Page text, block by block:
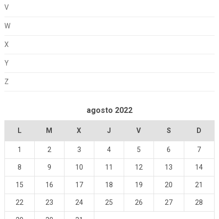
V
W
X
Y
Z
agosto 2022
L M X J V S D
1 2 3 4 5 6 7
8 9 10 11 12 13 14
15 16 17 18 19 20 21
22 23 24 25 26 27 28